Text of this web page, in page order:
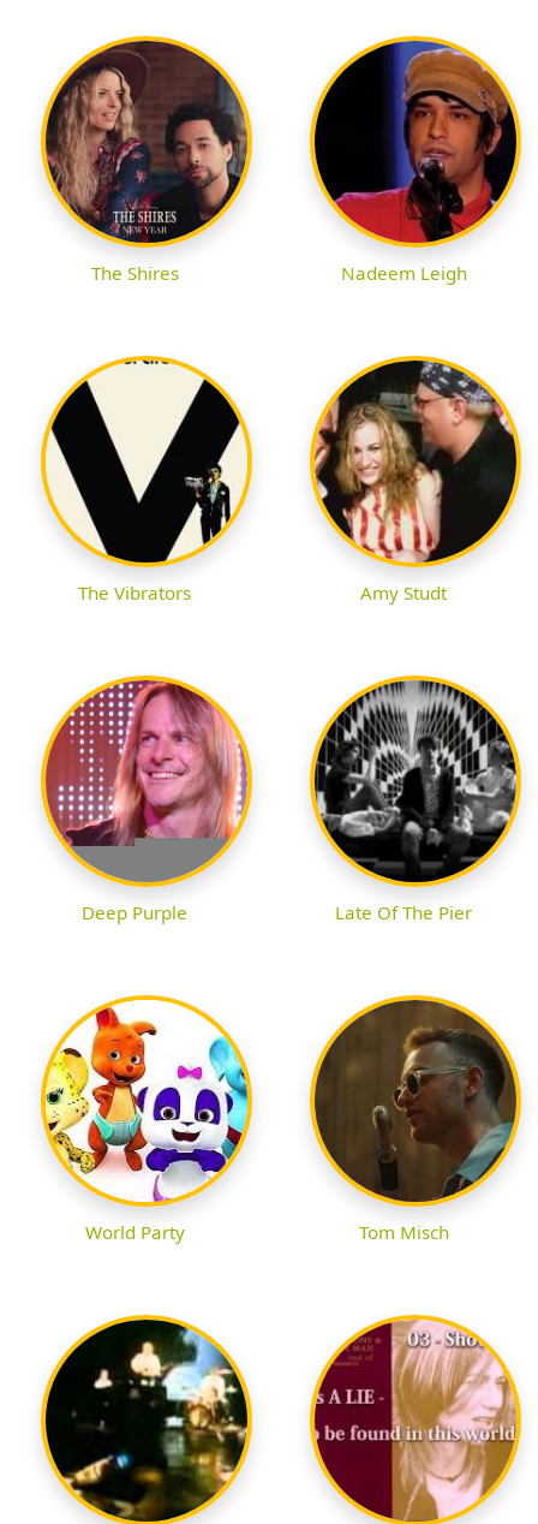
The Shires Nadeem Leigh
The Vibrators Amy Studt
Deep Purple Late Of The Pier
World Party Tom Misch